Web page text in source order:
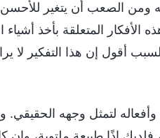
الصعب أن يتغير
المتعلقة بأخذ أشياء
السبب أقول إن هذا التفكير
لتمثل وجهه الحقيقي.